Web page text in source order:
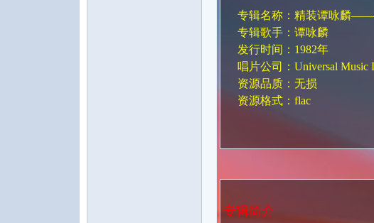
专辑名称：精装谭咏麟——
专辑歌手：谭咏麟
发行时间：1982年
唱片公司：Universal Music
资源品质：无损
资源格式：flac
专辑简介